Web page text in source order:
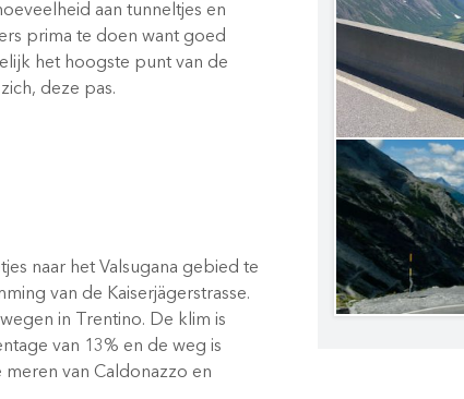
aan tunneltjes en
prima te doen want goed
het hoogste punt van de
deze pas.
naar het Valsugana gebied te
van de Kaiserjägerstrasse.
in Trentino. De klim is
van 13% en de weg is
van Caldonazzo en